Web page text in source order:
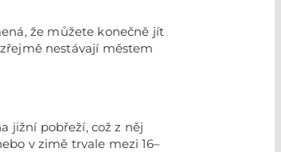
že můžete konečně jít
nestávají městem
jižní pobřeží, což z něj
v zimě trvale mezi 16–